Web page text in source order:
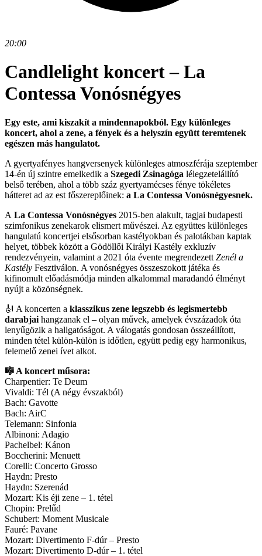
20:00
Candlelight koncert – La
Contessa Vonósnégyes
Egy este, ami kiszakít a mindennapokból. Egy különleges
koncert, ahol a zene, a fények és a helyszín együtt teremtenek
egészen más hangulatot.
A gyertyafényes hangversenyek különleges atmoszférája szeptember
14-én új szintre emelkedik a Szegedi Zsinagóga lélegzetelállító
belső terében, ahol a több száz gyertyamécses fénye tökéletes
hátteret ad az est főszereplőinek: a La Contessa Vonósnégyesnek.
A La Contessa Vonósnégyes 2015-ben alakult, tagjai budapesti
szimfonikus zenekarok elismert művészei. Az együttes különleges
hangulatú koncertjei elsősorban kastélyokban és palotákban kaptak
helyet, többek között a Gödöllői Királyi Kastély exkluzív
rendezvényein, valamint a 2021 óta évente megrendezett Zenél a
Kastély Fesztiválon. A vonósnégyes összeszokott játéka és
kifinomult előadásmódja minden alkalommal maradandó élményt
nyújt a közönségnek.
🎻 A koncerten a klasszikus zene legszebb és legismertebb
darabjai hangzanak el – olyan művek, amelyek évszázadok óta
lenyűgözik a hallgatóságot. A válogatás gondosan összeállított,
minden tétel külön-külön is időtlen, együtt pedig egy harmonikus,
felemelő zenei ívet alkot.
🎼 A koncert műsora:
Charpentier: Te Deum
Vivaldi: Tél (A négy évszakból)
Bach: Gavotte
Bach: AirC
Telemann: Sinfonia
Albinoni: Adagio
Pachelbel: Kánon
Boccherini: Menuett
Corelli: Concerto Grosso
Haydn: Presto
Haydn: Szerenád
Mozart: Kis éji zene – 1. tétel
Chopin: Prelűd
Schubert: Moment Musicale
Fauré: Pavane
Mozart: Divertimento F-dúr – Presto
Mozart: Divertimento D-dúr – 1. tétel